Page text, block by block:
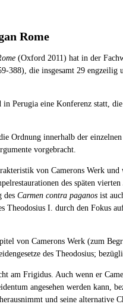
Rome
(Oxford 2011) hat in der
die insgesamt 29
Perugia eine Konferenz statt,
Ordnung innerhalb der
vorgebracht.
von Camerons Werk
des späten
des Carmen contra paganos ist
I. durch den Fokus
von Camerons Werk (zum
des Theodosius;
Frigidus. Auch wenn er
angesehen werden
und seine